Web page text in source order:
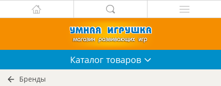
Каталог товаров
Бренды